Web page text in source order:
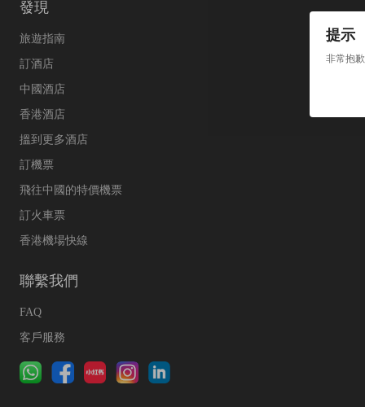
提示
非常抱
發現
旅遊指南
訂酒店
中國酒店
香港酒店
搵到更多酒店
訂機票
飛往中國的特價機票
訂火車票
香港機場快線
聯繫我們
FAQ
客戶服務